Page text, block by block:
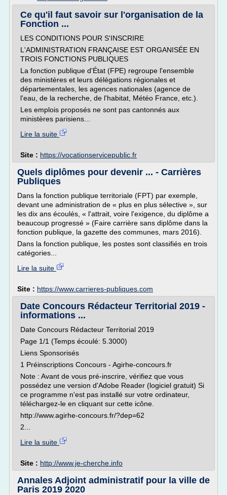
Ce qu'il faut savoir sur l'organisation de la
Fonction ...
LES CONDITIONS POUR S'INSCRIRE
L'ADMINISTRATION FRANÇAISE EST ORGANISÉE EN
TROIS FONCTIONS PUBLIQUES
La fonction publique d'État (FPE) regroupe l'ensemble
des ministères et leurs délégations régionales et
départementales, les agences nationales (agence de
l'eau, de la recherche, de l'habitat, Météo France, etc.).
Les emplois proposés ne sont pas cantonnés aux
ministères parisiens...
Lire la suite
Site : https://vocationservicepublic.fr
Quels diplômes pour devenir ... - Carrières
Publiques
Dans la fonction publique territoriale (FPT) par exemple,
devant une administration de « plus en plus sélective », sur
les dix ans écoulés, « l'attrait, voire l'exigence, du diplôme a
beaucoup progressé » (Faire carrière sans diplôme dans la
fonction publique, la gazette des communes, mars 2016).
Dans la fonction publique, les postes sont classifiés en trois
catégories...
Lire la suite
Site : https://www.carrieres-publiques.com
Date Concours Rédacteur Territorial 2019 -
informations ...
Date Concours Rédacteur Territorial 2019
Page 1/1 (Temps écoulé: 5.3000)
Liens Sponsorisés
1 Préinscriptions Concours - Agirhe-concours.fr
Note : Avant de vous pré-inscrire, vérifiez que vous
possédez une version d'Adobe Reader (logiciel gratuit) Si
ce programme n'est pas installé sur votre ordinateur,
téléchargez-le en cliquant sur cette icône.
http://www.agirhe-concours.fr/?dep=62
2...
Lire la suite
Site : http://www.je-cherche.info
Annales Adjoint administratif pour la ville de
Paris 2019 2020